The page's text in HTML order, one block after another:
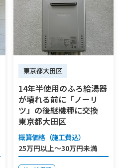
東京都大田区
14年半使用のふろ給湯器
が壊れる前に「ノーリ
ツ」の後継機種に交換
東京都大田区
概算価格（施工費込）
25万円以上～30万円未満